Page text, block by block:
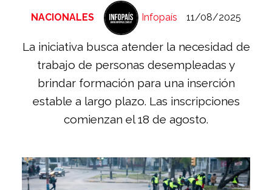
La iniciativa busca atender la necesidad de
trabajo de personas desempleadas y
brindar formación para una inserción
estable a largo plazo. Las inscripciones
comienzan el 18 de agosto.
NACIONALES 11/08/2025
Infopaís